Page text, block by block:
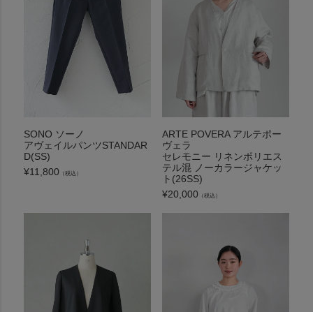
SONO ソーノ
アヴェイルパンツSTANDAR
D(SS)
¥11,800 （税込）
ARTE POVERA アルテポー
ヴェラ
セレモニー リネンポリエス
テル混 ノーカラージャケッ
ト(26SS)
¥20,000 （税込）